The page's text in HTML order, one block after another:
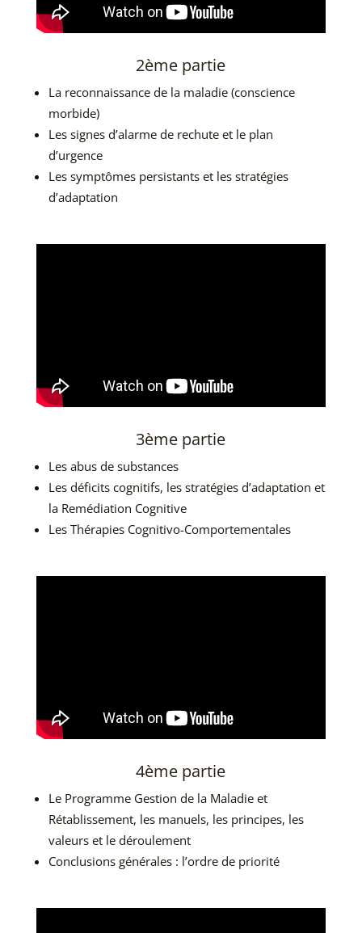
2ème partie
La reconnaissance de la maladie (conscience
morbide)
Les signes d’alarme de rechute et le plan
d’urgence
Les symptômes persistants et les stratégies
d’adaptation
3ème partie
Les abus de substances
Les déficits cognitifs, les stratégies d’adaptation et
la Remédiation Cognitive
Les Thérapies Cognitivo-Comportementales
4ème partie
Le Programme Gestion de la Maladie et
Rétablissement, les manuels, les principes, les
valeurs et le déroulement
Conclusions générales : l’ordre de priorité